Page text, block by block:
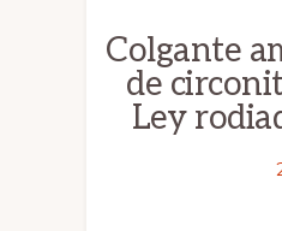
Colgante
de
Ley